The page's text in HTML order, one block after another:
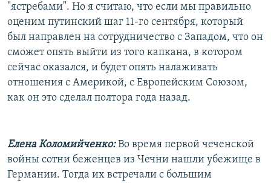
"ястребами". Но я считаю, что если мы правильно
оценим путинский шаг 11-го сентября, который
был направлен на сотрудничество с Западом, что он
сможет опять выйти из того капкана, в котором
сейчас оказался, и будет опять налаживать
отношения с Америкой, с Европейским Союзом,
как он это сделал полтора года назад.
Елена Коломийченко:Во время первой чеченской
войны сотни беженцев из Чечни нашли убежище в
Германии. Тогда их встречали с большим